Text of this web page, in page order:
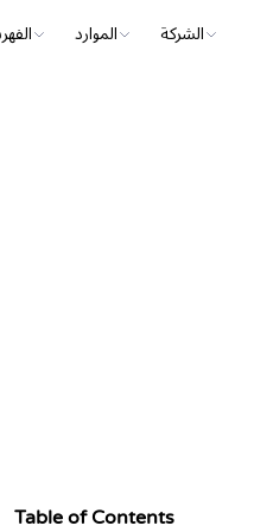
الموارد الشركة
Table of Contents